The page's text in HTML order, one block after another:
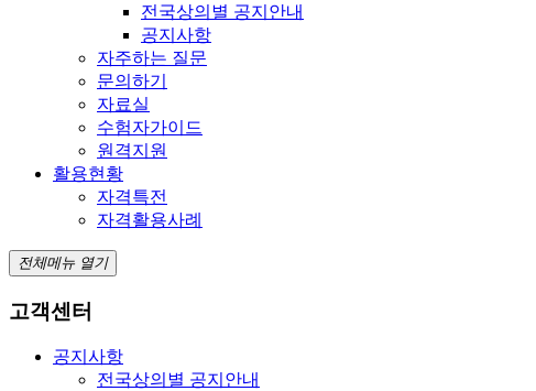
전국상의별 공지안내
공지사항
자주하는 질문
문의하기
자료실
수험자가이드
원격지원
활용현황
자격특전
자격활용사례
전체메뉴 열기
고객센터
공지사항
전국상의별 공지안내